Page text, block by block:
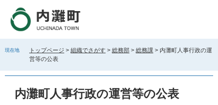
す
し
現在地 トップページ > 組織でさがす > 総務部 > 総務課 > 内灘町人事行政の運
営等の公表
内灘町人事行政の運営等の公表